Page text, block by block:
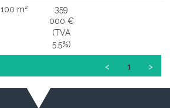
100 m²
359
000 €
(TVA
5,5%)
< 1 >